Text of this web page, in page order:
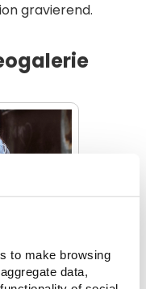
to make browsing
data,
gravierend.